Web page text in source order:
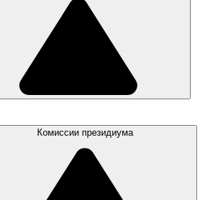
Комиссии президиума